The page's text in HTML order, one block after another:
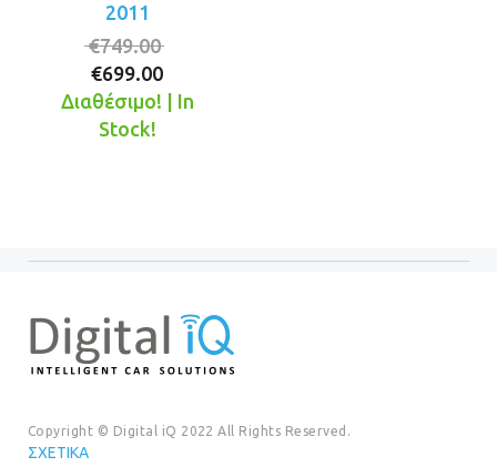
2011
€749.00
was:
€699.00
τρέχουσα
Διαθέσιμο! | In
Stock!
Copyright © Digital iQ 2022 All Rights Reserved.
ΣΧΕΤΙΚΆ